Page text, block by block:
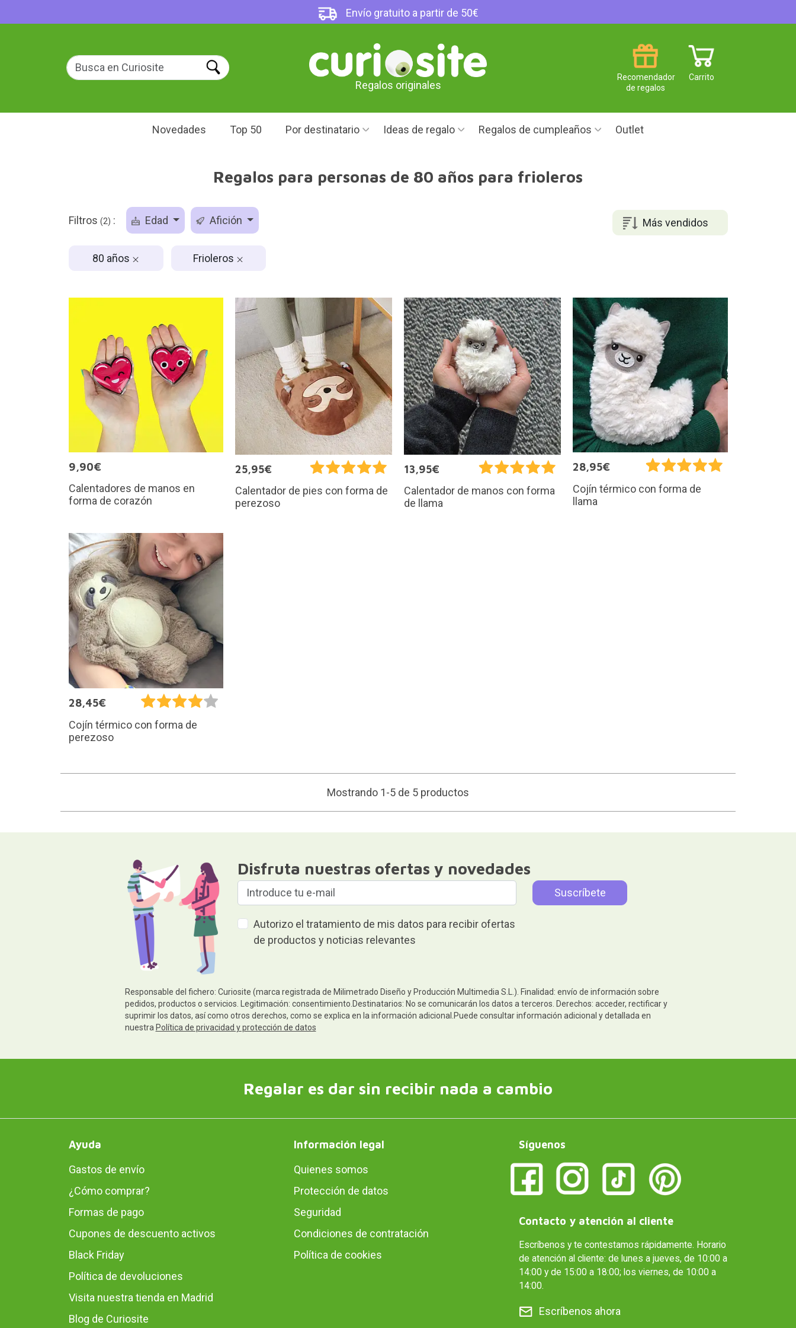
Envío gratuito a partir de 50€
Regalos originales
Carrito
Recomendador
de regalos
Novedades Top 50 Por destinatario Ideas de regalo Regalos de cumpleaños Outlet
Regalos para personas de 80 años para frioleros
Más vendidos
Filtros (2) : Edad Afición
80 años Frioleros
9,90€
Calentadores de manos en
forma de corazón
25,95€
Calentador de pies con forma de
perezoso
13,95€
Calentador de manos con forma
de llama
28,95€
Cojín térmico con forma de
llama
28,45€
Cojín térmico con forma de
perezoso
Mostrando 1-5 de 5 productos
Disfruta nuestras ofertas y novedades
Autorizo el tratamiento de mis datos para recibir ofertas
de productos y noticias relevantes
Responsable del fichero: Curiosite (marca registrada de Milimetrado Diseño y Producción Multimedia S.L.). Finalidad: envío de información sobre
pedidos, productos o servicios. Legitimación: consentimiento.Destinatarios: No se comunicarán los datos a terceros. Derechos: acceder, rectificar y
suprimir los datos, así como otros derechos, como se explica en la información adicional.Puede consultar información adicional y detallada en
nuestra Política de privacidad y protección de datos
Regalar es dar sin recibir nada a cambio
Ayuda
Gastos de envío
¿Cómo comprar?
Formas de pago
Cupones de descuento activos
Black Friday
Política de devoluciones
Visita nuestra tienda en Madrid
Blog de Curiosite
Información legal
Quienes somos
Protección de datos
Seguridad
Condiciones de contratación
Política de cookies
Síguenos
Contacto y atención al cliente
Escríbenos y te contestamos rápidamente. Horario
de atención al cliente: de lunes a jueves, de 10:00 a
14:00 y de 15:00 a 18:00; los viernes, de 10:00 a
14:00.
Escríbenos ahora